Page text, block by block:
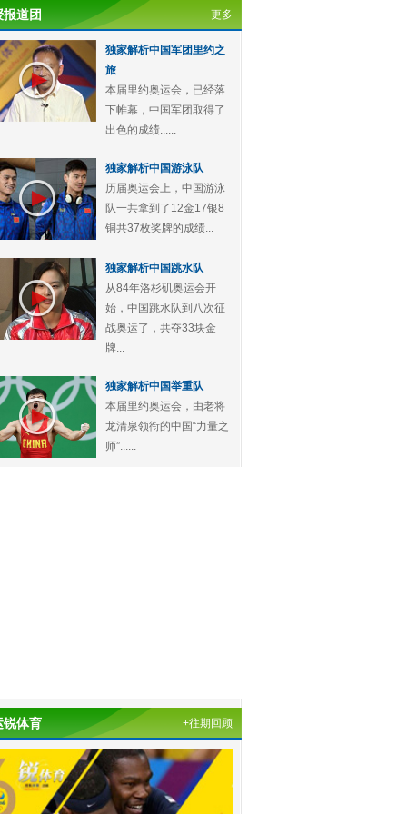
报道团 更多
独家解析中国军团里约之
旅
本届里约奥运会，已经落
下帷幕，中国军团取得了
出色的成绩......
独家解析中国游泳队
历届奥运会上，中国游泳
队一共拿到了12金17银8
铜共37枚奖牌的成绩...
独家解析中国跳水队
从84年洛杉矶奥运会开
始，中国跳水队到八次征
战奥运了，共夺33块金
牌...
独家解析中国举重队
本届里约奥运会，由老将
龙清泉领衔的中国“力量之
师”......
锐体育 +往期回顾